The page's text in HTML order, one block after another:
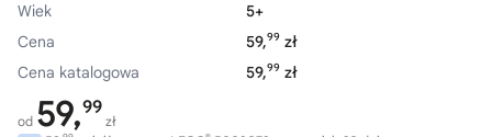
Wiek
5+
Cena
59,99 zł
Cena katalogowa
59,99 zł
od 59,99
zł